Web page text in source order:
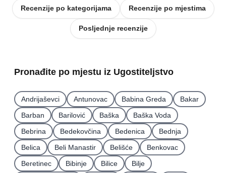
Recenzije po kategorijama Recenzije po mjestima
Posljednje recenzije
Pronađite po mjestu iz Ugostiteljstvo
Andrijaševci Antunovac Babina Greda
Bakar
Barban
Barilović Baška
Baška Voda
Bebrina
Bedekovčina Bedenica
Bednja
Belica
Beli Manastir Belišće
Benkovac
Beretinec
Bibinje Bilice
Bilje